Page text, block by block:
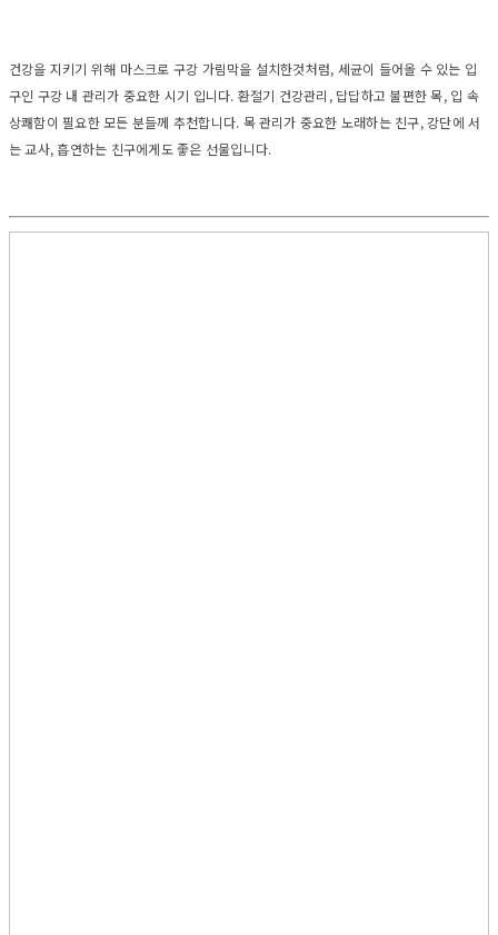
건강을 지키기 위해 마스크로 구강 가림막을 설치한것처럼, 세균이 들어올 수 있는 입
구인 구강 내 관리가 중요한 시기 입니다. 환절기 건강관리, 답답하고 불편한 목, 입 속
상쾌함이 필요한 모든 분들께 추천합니다. 목 관리가 중요한 노래하는 친구, 강단에 서
는 교사, 흡연하는 친구에게도 좋은 선물입니다.